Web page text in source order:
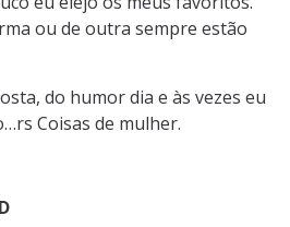
ou de outra sempre estão
do humor dia e às vezes eu
Coisas de mulher.